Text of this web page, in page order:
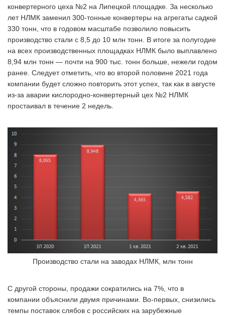
конвертерного цеха №2 на Липецкой площадке. За несколько
лет НЛМК заменил 300-тонные конвертеры на агрегаты садкой
330 тонн, что в годовом масштабе позволило повысить
производство стали с 8,5 до 10 млн тонн. В итоге за полугодие
на всех производственных площадках НЛМК было выплавлено
8,94 млн тонн — почти на 900 тыс. тонн больше, нежели годом
ранее. Следует отметить, что во второй половине 2021 года
компании будет сложно повторить этот успех, так как в августе
из-за аварии кислородно-конвертерный цех №2 НЛМК
простаивал в течение 2 недель.
Производство стали на заводах НЛМК, млн тонн
С другой стороны, продажи сократились на 7%, что в
компании объяснили двумя причинами. Во-первых, снизились
темпы поставок слябов с российских на зарубежные